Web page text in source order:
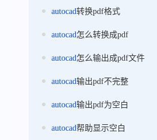
autocad转换pdf格式
autocad怎么转换成pdf
autocad怎么输出成pdf文件
autocad输出pdf不完整
autocad输出pdf为空白
autocad帮助显示空白